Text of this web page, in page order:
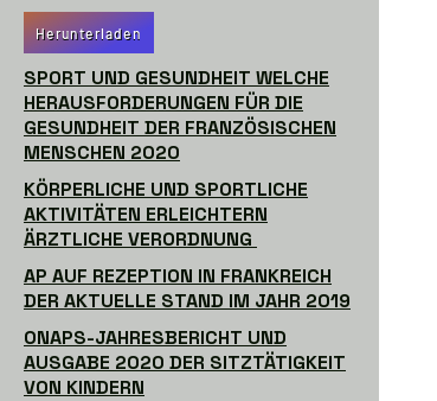
Herunterladen
SPORT UND GESUNDHEIT WELCHE
HERAUSFORDERUNGEN FÜR DIE
GESUNDHEIT DER FRANZÖSISCHEN
MENSCHEN 2020
KÖRPERLICHE UND SPORTLICHE
AKTIVITÄTEN ERLEICHTERN
ÄRZTLICHE VERORDNUNG
AP AUF REZEPTION IN FRANKREICH
DER AKTUELLE STAND IM JAHR 2019
ONAPS-JAHRESBERICHT UND
AUSGABE 2020 DER SITZTÄTIGKEIT
VON KINDERN